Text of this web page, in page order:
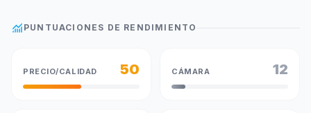
monitoring PUNTUACIONES DE RENDIMIENTO
PRECIO/CALIDAD 50 CÁMARA 12